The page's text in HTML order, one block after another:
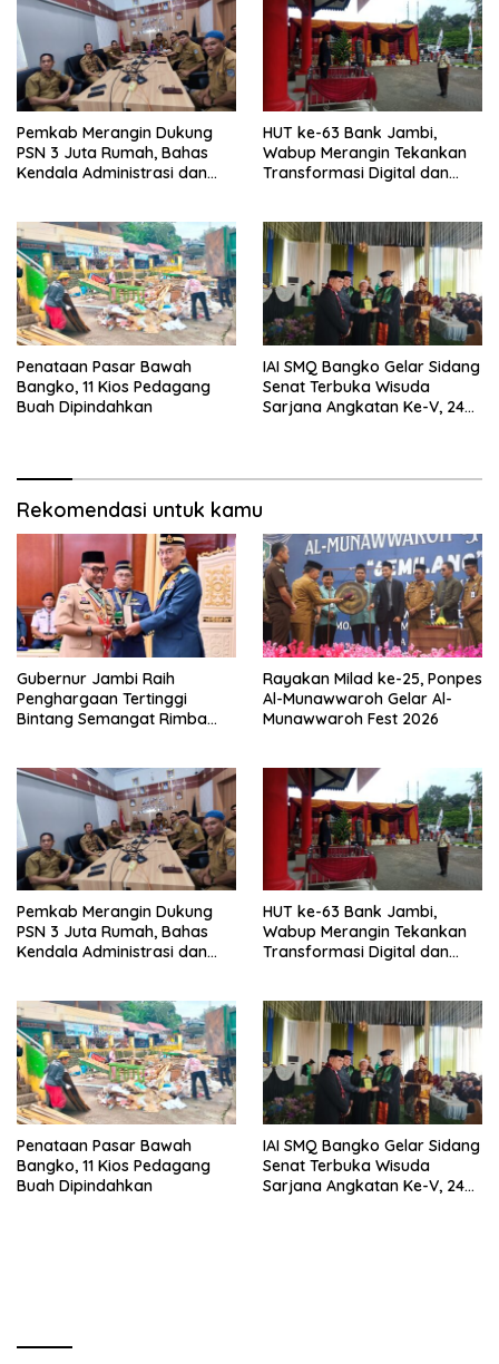
Pemkab Merangin Dukung
PSN 3 Juta Rumah, Bahas
Kendala Administrasi dan
HUT ke-63 Bank Jambi,
Wabup Merangin Tekankan
Transformasi Digital dan
Penataan Pasar Bawah
Bangko, 11 Kios Pedagang
Buah Dipindahkan
IAI SMQ Bangko Gelar Sidang
Senat Terbuka Wisuda
Sarjana Angkatan Ke-V, 243
Rekomendasi untuk kamu
Gubernur Jambi Raih
Penghargaan Tertinggi
Bintang Semangat Rimba
Rayakan Milad ke-25, Ponpes
Al-Munawwaroh Gelar Al-
Munawwaroh Fest 2026
Pemkab Merangin Dukung
PSN 3 Juta Rumah, Bahas
Kendala Administrasi dan
HUT ke-63 Bank Jambi,
Wabup Merangin Tekankan
Transformasi Digital dan
Penataan Pasar Bawah
Bangko, 11 Kios Pedagang
Buah Dipindahkan
IAI SMQ Bangko Gelar Sidang
Senat Terbuka Wisuda
Sarjana Angkatan Ke-V, 243